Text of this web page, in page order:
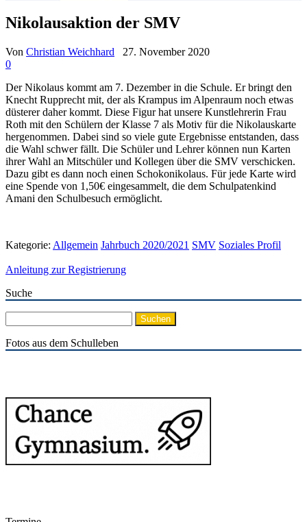
Nikolausaktion der SMV
Von Christian Weichhard
27. November 2020
0
Der Nikolaus kommt am 7. Dezember in die Schule. Er bringt den
Knecht Rupprecht mit, der als Krampus im Alpenraum noch etwas
düsterer daher kommt. Diese Figur hat unsere Kunstlehrerin Frau
Roth mit den Schülern der Klasse 7 als Motiv für die Nikolauskarte
hergenommen. Dabei sind so viele gute Ergebnisse entstanden, dass
die Wahl schwer fällt. Die Schüler und Lehrer können nun Karten
ihrer Wahl an Mitschüler und Kollegen über die SMV verschicken.
Dazu gibt es dann noch einen Schokonikolaus. Für jede Karte wird
eine Spende von 1,50€ eingesammelt, die dem Schulpatenkind
Amani den Schulbesuch ermöglicht.
Kategorie: Allgemein Jahrbuch 2020/2021 SMV Soziales Profil
Anleitung zur Registrierung
Suche
nach:
Fotos aus dem Schulleben